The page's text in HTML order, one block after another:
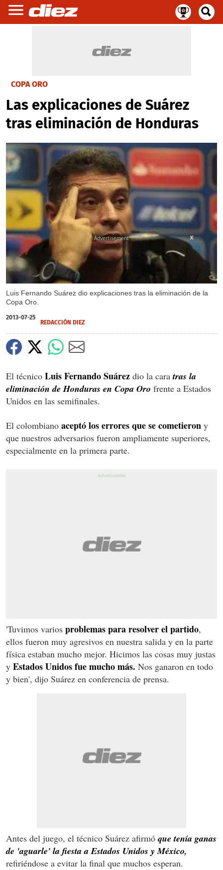
COPA ORO
Las explicaciones de Suárez
tras eliminación de Honduras
Luis Fernando Suárez dio explicaciones tras la eliminación de la
Copa Oro.
X
2013-07-25
REDACCIÓN DIEZ
El técnico Luis Fernando Suárez dio la caratras la
eliminación de Honduras en Copa Oro frente a Estados
Unidos en las semifinales.
El colombiano aceptó los errores que se cometieron y
que nuestros adversarios fueron ampliamente superiores,
especialmente en la primera parte.
'Tuvimos varios problemas para resolver el partido,
ellos fueron muy agresivos en nuestra salida y en la parte
física estaban mucho mejor. Hicimos las cosas muy justas
y Estados Unidos fue mucho más. Nos ganaron en todo
y bien', dijo Suárez en conferencia de prensa.
Antes del juego, el técnico Suárez afirmó que tenía ganas
de 'aguarle' la fiesta a Estados Unidos y México,
refiriéndose a evitar la final que muchos esperan.